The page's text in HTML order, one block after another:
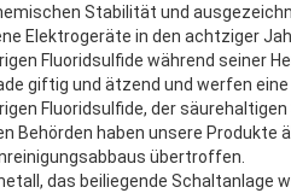
Stabilität und
Elektrogeräte in den achtziger
Fluoridsulfide während seiner
giftig und ätzend und werfen
Fluoridsulfide, der
Behörden haben unsere Produkte
übertroffen.
das beiliegende Schaltanlage